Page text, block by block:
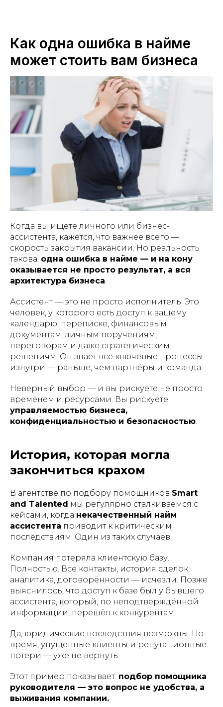
Как одна ошибка в найме
может стоить вам бизнеса
Когда вы ищете личного или бизнес-
ассистента, кажется, что важнее всего —
скорость закрытия вакансии. Но реальность
такова: одна ошибка в найме — и на кону
оказывается не просто результат, а вся
архитектура бизнеса.
Ассистент — это не просто исполнитель. Это
человек, у которого есть доступ к вашему
календарю, переписке, финансовым
документам, личным поручениям,
переговорам и даже стратегическим
решениям. Он знает все ключевые процессы
изнутри — раньше, чем партнёры и команда.
Неверный выбор — и вы рискуете не просто
временем и ресурсами. Вы рискуете
управляемостью бизнеса,
конфиденциальностью и безопасностью.
История, которая могла
закончиться крахом
В агентстве по подбору помощников Smart
and Talented мы регулярно сталкиваемся с
кейсами, когда некачественный найм
ассистента приводит к критическим
последствиям. Один из таких случаев:
Компания потеряла клиентскую базу.
Полностью. Все контакты, история сделок,
аналитика, договорённости — исчезли. Позже
выяснилось, что доступ к базе был у бывшего
ассистента, который, по неподтверждённой
информации, перешёл к конкурентам.
Да, юридические последствия возможны. Но
время, упущенные клиенты и репутационные
потери — уже не вернуть.
Этот пример показывает: подбор помощника
руководителя — это вопрос не удобства, а
выживания компании.